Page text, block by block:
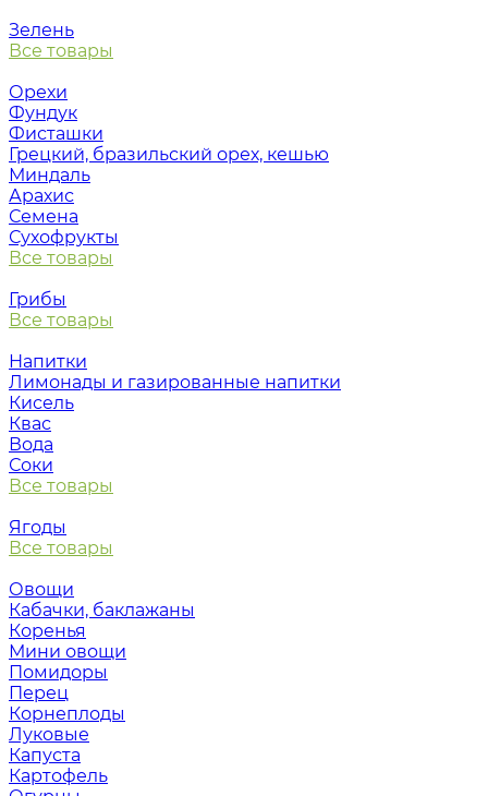
Зелень
Все товары
Орехи
Фундук
Фисташки
Грецкий, бразильский орех, кешью
Миндаль
Арахис
Семена
Сухофрукты
Все товары
Грибы
Все товары
Напитки
Лимонады и газированные напитки
Кисель
Квас
Вода
Соки
Все товары
Ягоды
Все товары
Овощи
Кабачки, баклажаны
Коренья
Мини овощи
Помидоры
Перец
Корнеплоды
Луковые
Капуста
Картофель